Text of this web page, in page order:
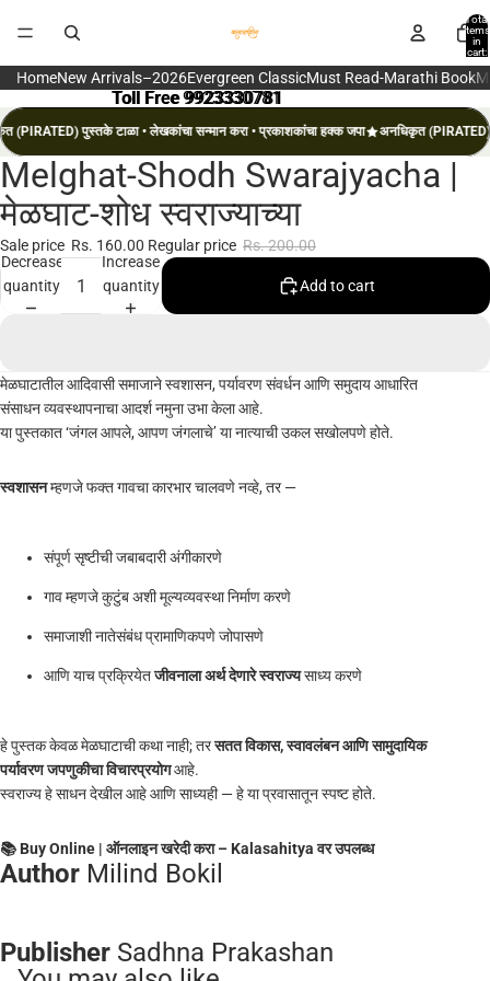
Total
items
in
cart:
HomeNew Arrivals–2026Evergreen ClassicMust Read-Marathi Book
Toll Free 9923330781
Toll Free 9923330781
(PIRATED) पुस्तके टाळा • लेखकांचा सन्मान करा • प्रकाशकांचा हक्क जपा अनधिकृत (PIRATED)
Open
image
in
full
screen
Melghat-Shodh Swarajyacha |
मेळघाट-शोध स्वराज्याच्या
Sale price Rs. 160.00 Regular price Rs. 200.00
Decrease
quantity
Increase
quantity
Add to cart
मेळघाटातील आदिवासी समाजाने स्वशासन, पर्यावरण संवर्धन आणि समुदाय आधारित
संसाधन व्यवस्थापनाचा आदर्श नमुना उभा केला आहे.
या पुस्तकात ‘जंगल आपले, आपण जंगलाचे’ या नात्याची उकल सखोलपणे होते.
स्वशासनम्हणजे फक्त गावचा कारभार चालवणे नव्हे, तर —
संपूर्ण सृष्टीची जबाबदारी अंगीकारणे
गाव म्हणजे कुटुंब अशी मूल्यव्यवस्था निर्माण करणे
समाजाशी नातेसंबंध प्रामाणिकपणे जोपासणे
आणि याच प्रक्रियेतजीवनाला अर्थ देणारे स्वराज्यसाध्य करणे
हे पुस्तक केवळ मेळघाटाची कथा नाही; तरसतत विकास, स्वावलंबन आणि सामुदायिक
पर्यावरण जपणुकीचा विचारप्रयोगआहे.
स्वराज्य हे साधन देखील आहे आणि साध्यही — हे या प्रवासातून स्पष्ट होते.
📚 Buy Online | ऑनलाइन खरेदी करा – Kalasahitya वर उपलब्ध
Author Milind Bokil
Publisher Sadhna Prakashan